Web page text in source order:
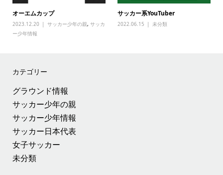
オーエムカップ
2023.12.20 サッカー少年の親, サッカ
ー少年情報
サッカー系YouTuber
2022.06.15 未分類
カテゴリー
グラウンド情報
サッカー少年の親
サッカー少年情報
サッカー日本代表
女子サッカー
未分類